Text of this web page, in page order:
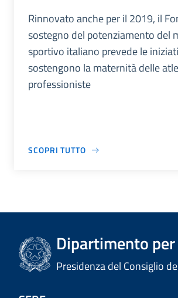
Rinnovato anche per il 2019, il
sostegno del potenziamento del
sportivo italiano prevede le
sostengono la maternità delle
professioniste
SCOPRI TUTTO
Dipartimento
Presidenza del Consiglio